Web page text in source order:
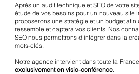
Après un audit technique et SEO de votre
étude de vos besoins pour un nouveau site
proposerons une stratégie et un budget
ressemble et captera vos clients. Nos
SEO nous permettrons d'intégrer dans la
mots-clés.
Notre agence intervient dans toute la France.
exclusivement en visio-conférence.